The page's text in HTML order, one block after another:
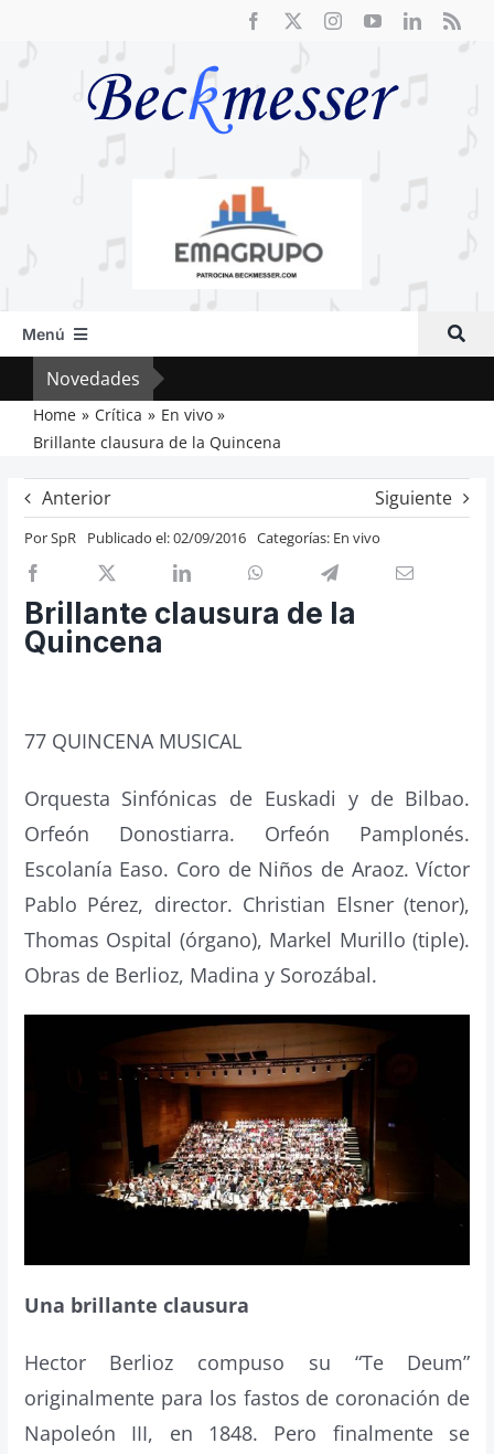
Menú
Inicio
Actual
Artículos
Crítica
Previos de ópera
Cosas de Beckmesser
Novedades
Home Crítica
En vivo
Brillante clausura de la Quincena
Anterior Siguiente
PorSpR Publicado el: 02/09/2016 Categorías: En vivo
Brillante clausura de la
Quincena
77 QUINCENA MUSICAL
Orquesta Sinfónicas de Euskadi y de Bilbao.
Orfeón Donostiarra. Orfeón Pamplonés.
Escolanía Easo. Coro de Niños de Araoz. Víctor
Pablo Pérez, director. Christian Elsner (tenor),
Thomas Ospital (órgano), Markel Murillo (tiple).
Obras de Berlioz, Madina y Sorozábal.
Una brillante clausura
Hector Berlioz compuso su “Te Deum”
originalmente para los fastos de coronación de
Napoleón III, en 1848. Pero finalmente se